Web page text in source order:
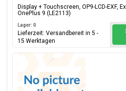
Display + Touchscreen, OP9-LCD-EXF,
OnePlus 9 (LE2113)
Lager: 0
Lieferzeit: Versandbereit in 5 -
15 Werktagen